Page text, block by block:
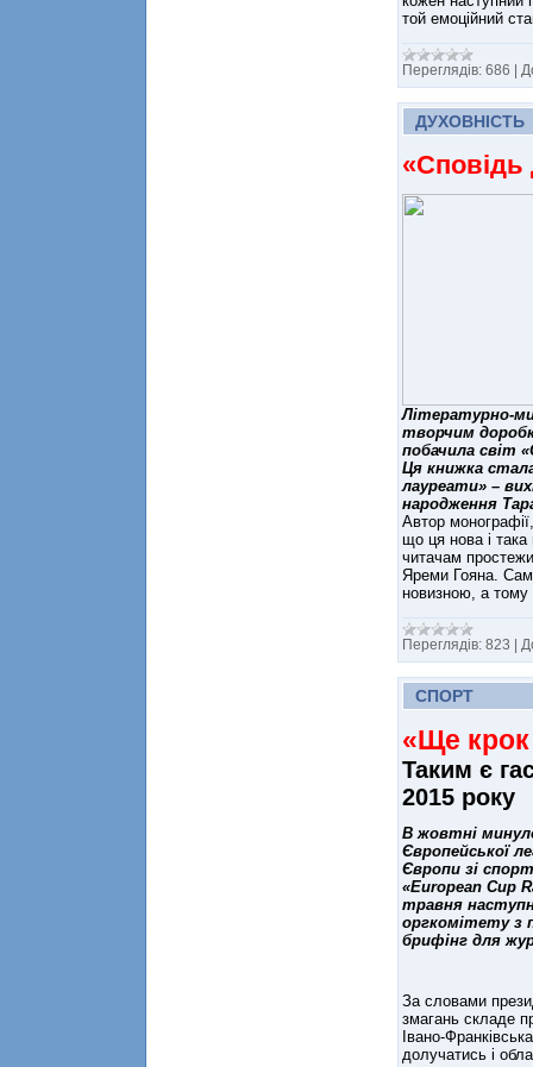
той емоційний
Переглядів: 686 |
ДУХОВНІСТЬ
«Сповідь
Літературно-
творчим
побачила світ
Ця книжка
лауреати» –
народження
Автор
що ця нова і така
читачам
Яреми Гояна. Сам
новизною, а тому
Переглядів: 823 |
СПОРТ
«Ще
Таким є
2015 року
В жовтні
Європейської
Європи зі
«European Cup
травня
оргкомітету з
брифінг для
За словами
змагань складе
Івано-
долучатись і